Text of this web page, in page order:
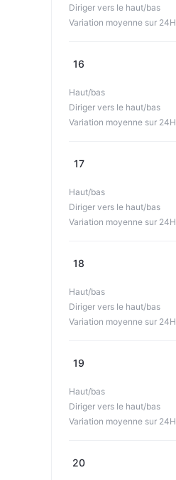
Diriger vers le haut/bas
Variation moyenne sur 24H
16
Haut/bas
Diriger vers le haut/bas
Variation moyenne sur 24H
17
Haut/bas
Diriger vers le haut/bas
Variation moyenne sur 24H
18
Haut/bas
Diriger vers le haut/bas
Variation moyenne sur 24H
19
Haut/bas
Diriger vers le haut/bas
Variation moyenne sur 24H
20